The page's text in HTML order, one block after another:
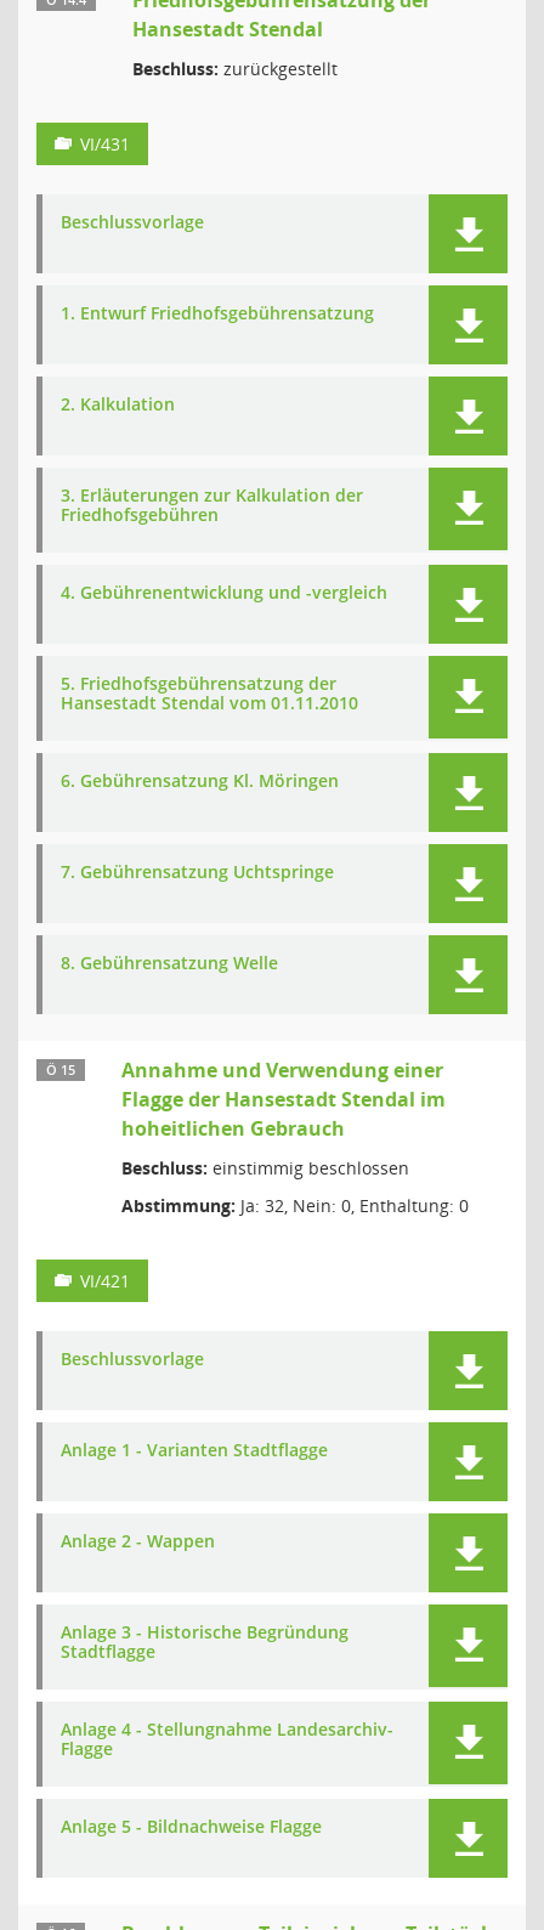
Hansestadt Stendal
Beschluss: zurückgestellt
VI/431
Beschlussvorlage
1. Entwurf Friedhofsgebührensatzung
2. Kalkulation
3. Erläuterungen zur Kalkulation der
Friedhofsgebühren
4. Gebührenentwicklung und -vergleich
5. Friedhofsgebührensatzung der
Hansestadt Stendal vom 01.11.2010
6. Gebührensatzung Kl. Möringen
7. Gebührensatzung Uchtspringe
8. Gebührensatzung Welle
Ö 15
Annahme und Verwendung einer
Flagge der Hansestadt Stendal im
hoheitlichen Gebrauch
Beschluss: einstimmig beschlossen
Abstimmung: Ja: 32, Nein: 0, Enthaltung: 0
VI/421
Beschlussvorlage
Anlage 1 - Varianten Stadtflagge
Anlage 2 - Wappen
Anlage 3 - Historische Begründung
Stadtflagge
Anlage 4 - Stellungnahme Landesarchiv-
Flagge
Anlage 5 - Bildnachweise Flagge